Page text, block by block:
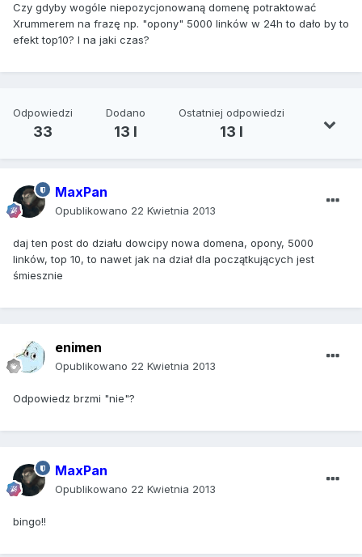
Czy gdyby wogóle niepozycjonowaną domenę potraktować
Xrummerem na frazę np. "opony" 5000 linków w 24h to dało by to
efekt top10? I na jaki czas?
Odpowiedzi
33
Dodano
13 l
Ostatniej odpowiedzi
13 l
MaxPan
Opublikowano 22 Kwietnia 2013
daj ten post do działu dowcipy nowa domena, opony, 5000
linków, top 10, to nawet jak na dział dla początkujących jest
śmiesznie
enimen
Opublikowano 22 Kwietnia 2013
Odpowiedz brzmi "nie"?
MaxPan
Opublikowano 22 Kwietnia 2013
bingo!!